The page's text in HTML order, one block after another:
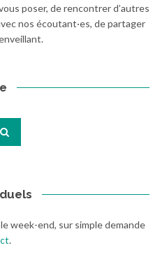
poser, de rencontrer d’autres
nos écoutant·es, de partager
week-end, sur simple demande
.